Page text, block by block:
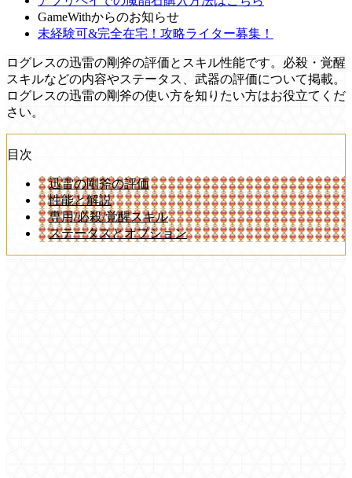
GameWithからのお知らせ
未経験可&完全在宅！攻略ライター募集！
ログレスの迅雷の剛斧の評価とスキル性能です。必殺・覚醒
スキルなどの内容やステータス、武器の評価について掲載。
ログレスの迅雷の剛斧の使い方を知りたい方はお役立てくだ
さい。
目次
迅雷の剛斧の評価
性能と解説
専用/必殺/覚醒スキル
ステータスとオプション